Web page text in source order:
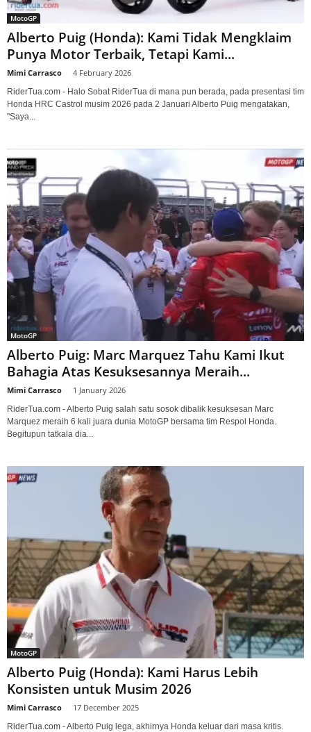
MotoGP
Alberto Puig (Honda): Kami Tidak Mengklaim
Punya Motor Terbaik, Tetapi Kami...
Mimi Carrasco 4 February 2026
RiderTua.com - Halo Sobat RiderTua di mana pun berada, pada presentasi tim
Honda HRC Castrol musim 2026 pada 2 Januari Alberto Puig mengatakan,
"Saya...
MotoGP
Alberto Puig: Marc Marquez Tahu Kami Ikut
Bahagia Atas Kesuksesannya Meraih...
Mimi Carrasco 1 January 2026
RiderTua.com - Alberto Puig salah satu sosok dibalik kesuksesan Marc
Marquez meraih 6 kali juara dunia MotoGP bersama tim Respol Honda.
Begitupun tatkala dia...
MotoGP
Alberto Puig (Honda): Kami Harus Lebih
Konsisten untuk Musim 2026
Mimi Carrasco 17 December 2025
RiderTua.com - Alberto Puig lega, akhirnya Honda keluar dari masa kritis.